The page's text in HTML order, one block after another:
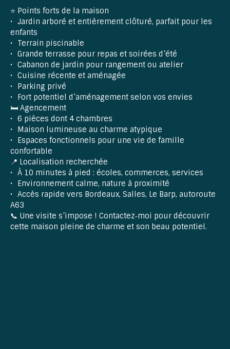
⭐ Points forts de la maison
Jardin arboré et entièrement clôturé, parfait pour les
enfants
Terrain piscinable
Grande terrasse pour repas et soirées d’été
Cabanon de jardin pour rangement ou atelier
Cuisine récente et aménagée
Parking privé
Fort potentiel d’aménagement selon vos envies
🛏️ Agencement
6 pièces dont 4 chambres
Maison lumineuse au charme atypique
Espaces fonctionnels pour une vie de famille
confortable
📍 Localisation recherchée
À 10 minutes à pied : écoles, commerces, services
Environnement calme, nature à proximité
Accès rapide vers Bordeaux, Salles, Le Barp, autoroute
A63
📞 Une visite s’impose ! Contactez‑moi pour découvrir
cette maison pleine de charme et son beau potentiel.